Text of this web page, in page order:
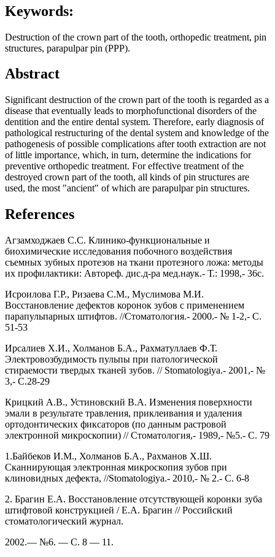
Keywords:
Destruction of the crown part of the tooth, orthopedic treatment, pin
structures, parapulpar pin (PPP).
Abstract
Significant destruction of the crown part of the tooth is regarded as a
disease that eventually leads to morphofunctional disorders of the
dentition and the entire dental system. Therefore, early diagnosis of
pathological restructuring of the dental system and knowledge of the
pathogenesis of possible complications after tooth extraction are not
of little importance, which, in turn, determine the indications for
preventive orthopedic treatment. For effective treatment of the
destroyed crown part of the tooth, all kinds of pin structures are
used, the most "ancient" of which are parapulpar pin structures.
References
Агзамходжаев С.С. Клинико-функциональные и
биохимические исследования побочного воздействия
съемных зубных протезов на ткани протезного ложа: методы
их профилактики: Автореф. дис.д-ра мед.наук.- Т.: 1998,- 36с.
Исроилова Г.Р., Ризаева С.М., Муслимова М.И.
Восстановление дефектов коронок зубов с применением
парапульпарных штифтов. //Стоматология.- 2000.- № 1-2,- С.
51-53
Ирсалиев Х.И., Холманов Б.А., Рахматуллаев Ф.Т.
Электровозбудимость пульпы при патологической
стираемости твердых тканей зубов. // Stomatologiya.- 2001,- №
3,- С.28-29
Крицкий А.В., Устиновский В.А. Изменения поверхности
эмали в результате травления, приклеивания и удаления
ортодонтических фиксаторов (по данным растровой
электронной микроскопии) // Стоматология,- 1989,- №5.- С. 79
1.Байбеков И.М., Холманов Б.А., Рахманов Х.Ш.
Сканнирующая электронная микроскопия зубов при
клиновидных дефекта, //Stomatologiya.- 2010,- № 2.- С. 6-8
2. Брагин Е.А. Восстановление отсутствующей коронки зуба
штифтовой конструкцией / Е.А. Брагин // Российский
стоматологический журнал.
2002.— №6. — С. 8 — 11.